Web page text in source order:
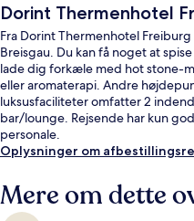
Dorint Thermenhotel
Fra Dorint Thermenhotel
Breisgau. Du kan få noget at
lade dig forkæle med hot stone-
eller aromaterapi. Andre
luksusfaciliteter omfatter 2
bar/lounge. Rejsende har kun
personale.
Oplysninger om
Mere om dette